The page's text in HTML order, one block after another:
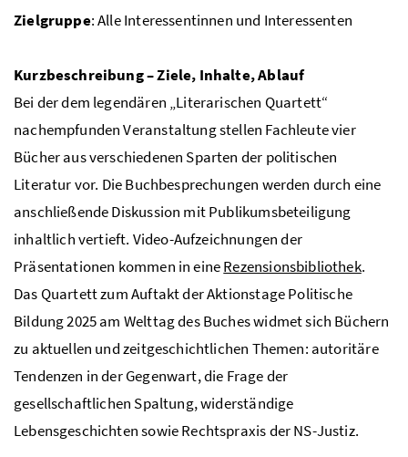
Zielgruppe: Alle Interessentinnen und Interessenten
Kurzbeschreibung – Ziele, Inhalte, Ablauf
Bei der dem legendären „Literarischen Quartett“
nachempfunden Veranstaltung stellen Fachleute vier
Bücher aus verschiedenen Sparten der politischen
Literatur vor. Die Buchbesprechungen werden durch eine
anschließende Diskussion mit Publikumsbeteiligung
inhaltlich vertieft. Video-Aufzeichnungen der
Präsentationen kommen in eineRezensionsbibliothek.
Das Quartett zum Auftakt der Aktionstage Politische
Bildung 2025 am Welttag des Buches widmet sich Büchern
zu aktuellen und zeitgeschichtlichen Themen: autoritäre
Tendenzen in der Gegenwart, die Frage der
gesellschaftlichen Spaltung, widerständige
Lebensgeschichten sowie Rechtspraxis derNS-Justiz.